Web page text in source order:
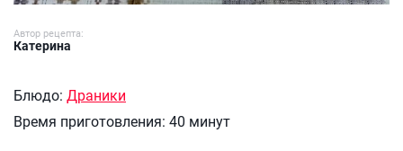
Автор рецепта:
Катерина
Блюдо: Драники
Время приготовления: 40 минут